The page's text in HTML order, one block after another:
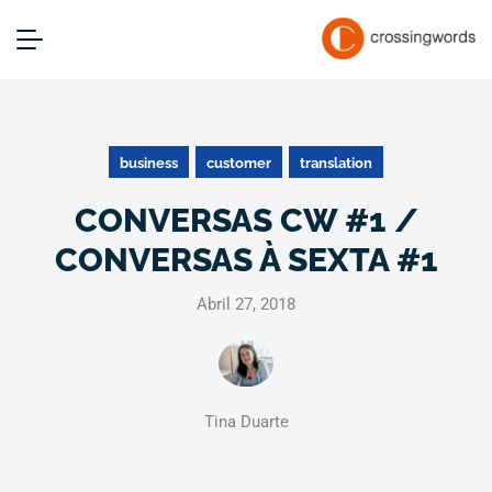
business customer translation
CONVERSAS CW #1 /
CONVERSAS À SEXTA #1
Abril 27, 2018
Tina Duarte